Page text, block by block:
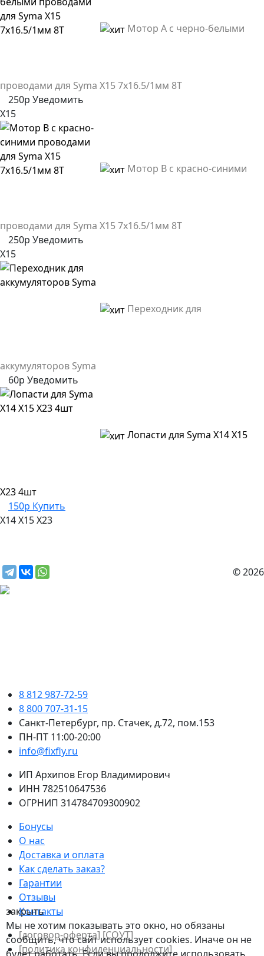
закрыть
Мы не хотим показывать это окно, но обязаны
сообщить, что сайт использует cookies. Иначе он не
Мотор A с черно-белыми
проводами для Syma X15 7х16.5/1мм 8T
250р Уведомить
X15
Мотор B с красно-синими
проводами для Syma X15 7х16.5/1мм 8T
250р Уведомить
X15
Переходник для
аккумуляторов Syma
60р Уведомить
Лопасти для Syma X14 X15
X23 4шт
150р Купить
X14X15X23
© 2026
8 812 987-72-59
8 800 707-31-15
Санкт-Петербург, пр. Стачек, д.72, пом.153
ПН-ПТ 11:00-20:00
info@fixfly.ru
ИП Архипов Егор Владимирович
ИНН 782510647536
ОГРНИП 314784709300902
Бонусы
О нас
Доставка и оплата
Как сделать заказ?
Гарантии
Отзывы
Контакты
[договор-оферта] [СОУТ]
[политикa конфиденциальности]